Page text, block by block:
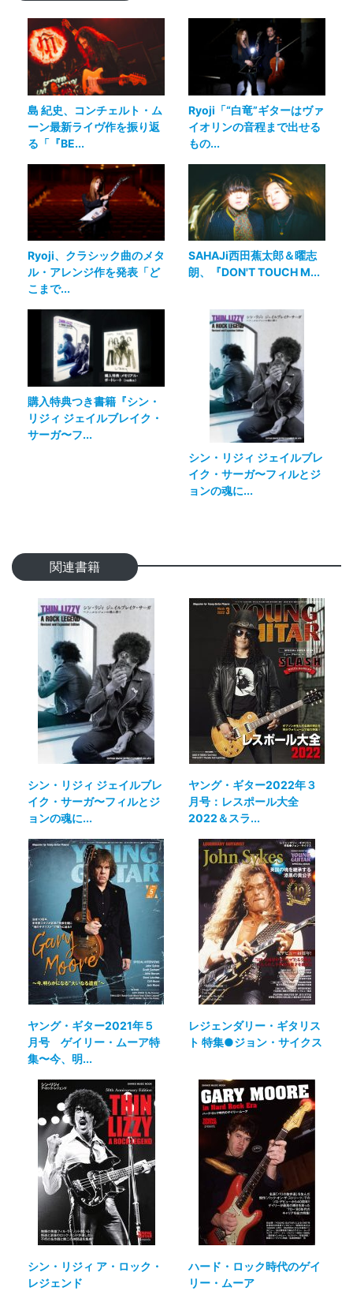
島 紀史、コンチェルト・ム
ーン最新ライヴ作を振り返
る「『BE...
Ryoji「“白竜”ギターはヴァ
イオリンの音程まで出せる
もの...
Ryoji、クラシック曲のメタ
ル・アレンジ作を発表「ど
こまで...
SAHAJi西田蕉太郎＆曜志
朗、『DON'T TOUCH M...
購入特典つき書籍『シン・
リジィ ジェイルブレイク・
サーガ〜フ...
シン・リジィ ジェイルブレ
イク・サーガ〜フィルとジ
ョンの魂に...
関連書籍
シン・リジィ ジェイルブレ
イク・サーガ〜フィルとジ
ョンの魂に...
ヤング・ギター2022年３
月号：レスポール大全
2022＆スラ...
ヤング・ギター2021年５
月号 ゲイリー・ムーア特
集〜今、明...
レジェンダリー・ギタリス
ト 特集●ジョン・サイクス
シン・リジィ ア・ロック・
レジェンド
ハード・ロック時代のゲイ
リー・ムーア